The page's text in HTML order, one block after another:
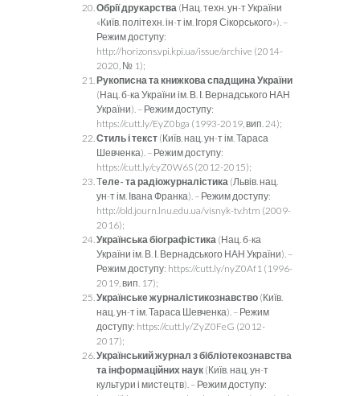
Обрії друкарства (Нац. техн. ун-т України
«Київ. політехн. ін-т ім. Ігоря Сікорського»). –
Режим доступу:
http://horizons.vpi.kpi.ua/issue/archive (2014-
2020, № 1);
Рукописна та книжкова спадщина України
(Нац. б-ка України ім. В. І. Вернадського НАН
України). – Режим доступу:
https://cutt.ly/EyZ0bga (1993-2019, вип. 24);
Стиль і текст (Київ. нац. ун-т ім. Тараса
Шевченка). – Режим доступу:
https://cutt.ly/cyZ0W6S (2012-2015);
Теле- та радіожурналістика (Львів. нац.
ун-т ім. Івана Франка). – Режим доступу:
http://old.journ.lnu.edu.ua/visnyk-tv.htm (2009-
2016);
Українська біографістика (Нац. б-ка
України ім. В. І. Вернадського НАН України). –
Режим доступу: https://cutt.ly/nyZ0Af1 (1996-
2019, вип. 17);
Українське журналістикознавство (Київ.
нац. ун-т ім. Тараса Шевченка). – Режим
доступу: https://cutt.ly/ZyZ0FeG (2012-
2017);
Український журнал з бібліотекознавства
та інформаційних наук (Київ. нац. ун-т
культури і мистецтв). – Режим доступу: